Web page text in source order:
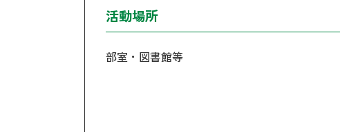
活動場所
部室・図書館等